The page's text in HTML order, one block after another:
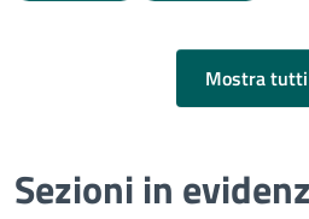
Mostra tutti
Sezioni in